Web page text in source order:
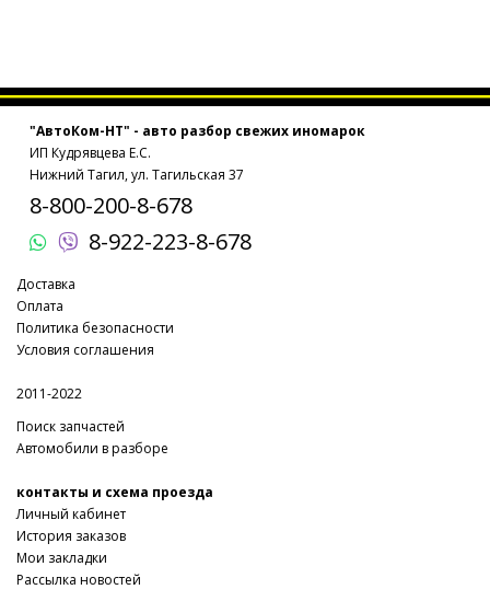
"АвтоКом-НТ" - авто разбор свежих иномарок
ИП Кудрявцева Е.С.
Нижний Тагил, ул. Тагильская 37
8-800-200-8-678
8-922-223-8-678
Доставка
Оплата
Политика безопасности
Условия соглашения
2011-2022
Поиск запчастей
Автомобили в разборе
контакты и схема проезда
Личный кабинет
История заказов
Мои закладки
Рассылка новостей